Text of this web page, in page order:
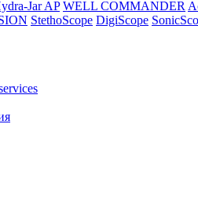
Jar AP WELL COMMANDER
StethoScope DigiScope